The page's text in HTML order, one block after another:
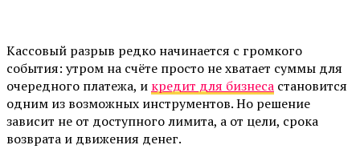
Кассовый разрыв редко начинается с громкого
события: утром на счёте просто не хватает суммы для
очередного платежа, и кредит для бизнеса становится
одним из возможных инструментов. Но решение
зависит не от доступного лимита, а от цели, срока
возврата и движения денег.